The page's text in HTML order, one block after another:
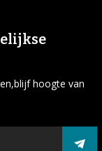
hoogte van